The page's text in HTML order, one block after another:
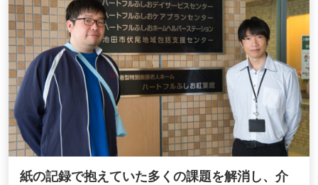
紙の記録で抱えていた多くの課題を解消し、介